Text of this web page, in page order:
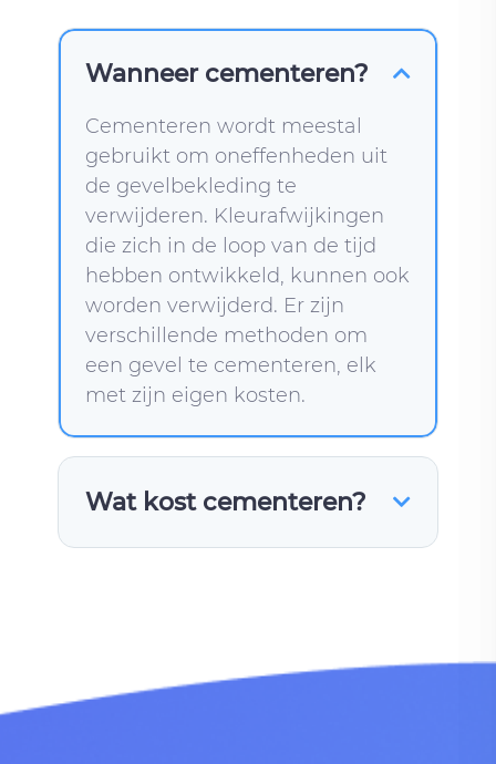
Wanneer cementeren?
Cementeren wordt meestal
gebruikt om oneffenheden uit
de gevelbekleding te
verwijderen. Kleurafwijkingen
die zich in de loop van de tijd
hebben ontwikkeld, kunnen ook
worden verwijderd. Er zijn
verschillende methoden om
een gevel te cementeren, elk
met zijn eigen kosten.
Wat kost cementeren?